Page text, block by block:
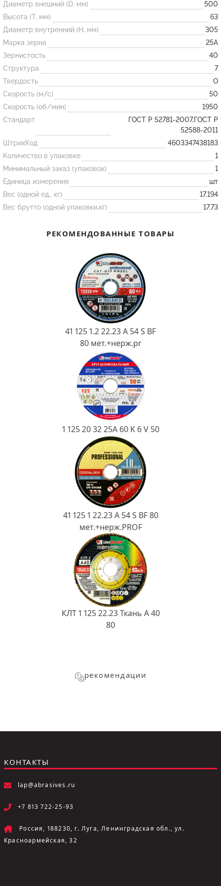
Огнеупорные
изделия
Скачать каталог
Тигель
Муфель
Черпак
Шербер
Трубка
Стержень
Пробка
Подставка
Лодочка
Контакт
Огнеупорная SiC смесь
Диаметр внешний (D, мм)
500
Высота (T, мм)
63
Диаметр внутренний (H, мм)
305
Марка зерна
25А
Зернистость
40
Структура
7
Твердость
O
Скорость (м/с)
50
Скорость (об/мин)
1950
Стандарт
ГОСТ Р 52781-2007,ГОСТ Р
52588-2011
ШтрихКод
4603347438183
Количество в упаковке
1
Минимальный заказ (упаковок)
1
Единица измерения
шт
Вес (одной ед., кг)
17.194
Вес брутто (одной упаковки,кг)
17.73
РЕКОМЕНДОВАННЫЕ ТОВАРЫ
41 125 1.2 22.23 A 54 S BF
80 мет.+нерж.pr
1 125 20 32 25А 60 K 6 V 50
41 125 1 22.23 A 54 S BF 80
мет.+нерж.PROF
КЛТ 1 125 22.23 Ткань A 40
80
рекомендации
КОНТАКТЫ
lap@abrasives.ru
+7 813 722-25-93
Россия, 188230, г. Луга, Ленинградская обл., ул.
Красноармейская, 32